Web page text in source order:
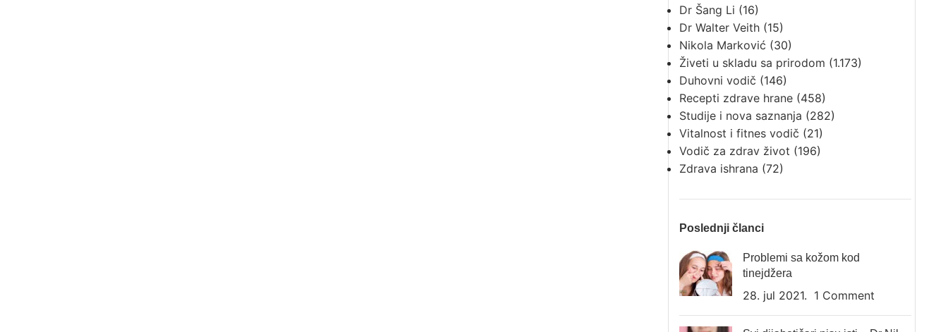
Dr Šang Li (16)
Dr Walter Veith(15)
Nikola Marković (30)
Živeti u skladu sa prirodom (1.173)
Duhovni vodič (146)
Recepti zdrave hrane(458)
Studije i nova saznanja (282)
Vitalnost i fitnes vodič (21)
Vodič za zdrav život (196)
Zdrava ishrana (72)
Poslednji članci
Problemi sa kožom kod
tinejdžera
28. jul 2021. 1 Comment